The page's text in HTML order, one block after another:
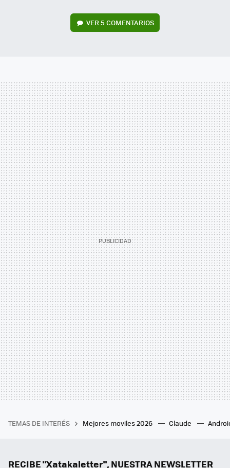
VER5 COMENTARIOS
TEMAS DE INTERÉS Mejores moviles 2026 Claude
RECIBE "Xatakaletter", NUESTRA NEWSLETTER